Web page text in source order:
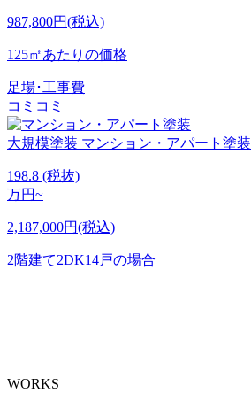
987,800円(税込)
125㎡あたりの価格
足場･工事費
コミコミ
大規模塗装 マンション・アパート塗装
198.8 (税抜)
万円~
2,187,000円(税込)
2階建て2DK14戸の場合
WORKS